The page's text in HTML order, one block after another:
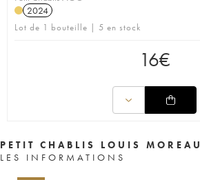
2024
Lot de 1 bouteille | 5 en stock
16€
PETIT CHABLIS LOUIS MOREAU
LES INFORMATIONS